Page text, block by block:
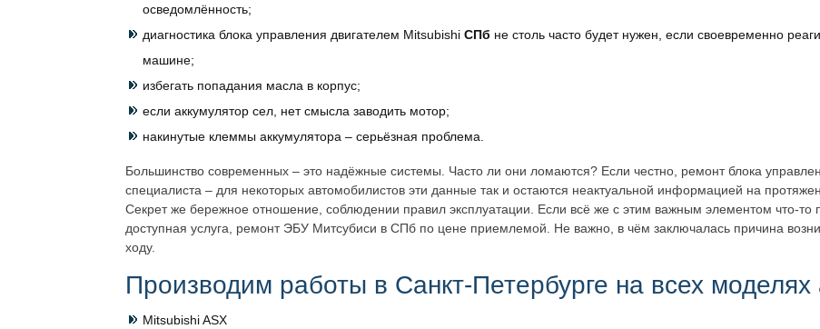
осведомлённость;
диагностика блока управления двигателем Mitsubishi СПб не столь часто будет нужен, если своевременно
машине;
избегать попадания масла в корпус;
если аккумулятор сел, нет смысла заводить мотор;
накинутые клеммы аккумулятора – серьёзная проблема.
Большинство современных – это надёжные системы. Часто ли они ломаются? Если честно, ремонт блока
специалиста – для некоторых автомобилистов эти данные так и остаются неактуальной информацией на
Секрет же бережное отношение, соблюдении правил эксплуатации. Если всё же с этим важным элементом что-то
доступная услуга, ремонт ЭБУ Митсубиси в СПб по цене приемлемой. Не важно, в чём заключалась причина
ходу.
Производим работы в Санкт-Петербурге на всех моделях
Mitsubishi ASX